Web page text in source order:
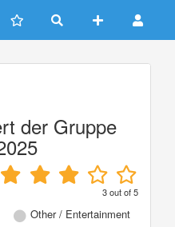
der Gruppe
3out of5
Other / Entertainment